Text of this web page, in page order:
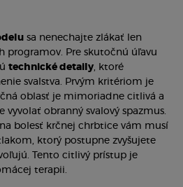
sa nenechajte zlákať len
programov. Pre skutočnú úľavu
technické detaily , ktoré
svalstva. Prvým kritériom je
oblasť je mimoriadne citlivá a
vyvolať obranný svalový spazmus.
bolesť krčnej chrbtice vám musí
ktorý postupne zvyšujete
Tento citlivý prístup je
terapii.